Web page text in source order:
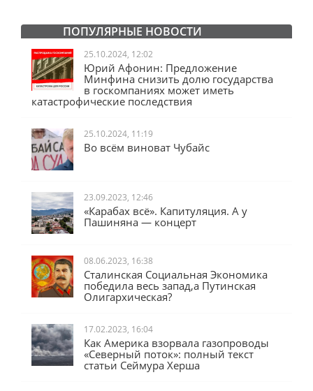
ПОПУЛЯРНЫЕ НОВОСТИ
25.10.2024, 12:02
Юрий Афонин: Предложение
Минфина снизить долю государства
в госкомпаниях может иметь
катастрофические последствия
25.10.2024, 11:19
Во всём виноват Чубайс
23.09.2023, 12:46
«Карабах всё». Капитуляция. А у
Пашиняна — концерт
08.06.2023, 16:38
Сталинская Социальная Экономика
победила весь запад,а Путинская
Олигархическая?
17.02.2023, 16:04
Как Америка взорвала газопроводы
«Северный поток»: полный текст
статьи Сеймура Херша